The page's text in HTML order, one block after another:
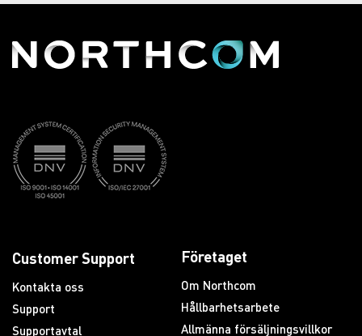
Customer Support
Kontakta oss
Support
Supportavtal
Företaget
Om Northcom
Hållbarhetsarbete
Allmänna försäljningsvillkor